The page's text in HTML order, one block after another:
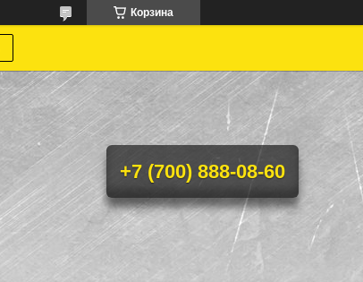
Корзина
+7 (700) 888-08-60